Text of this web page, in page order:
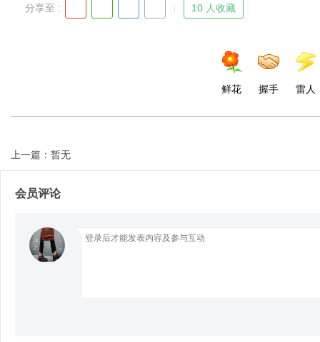
分享至 : 10 人收藏
鲜花 握手 雷人
上一篇：暂无
会员评论